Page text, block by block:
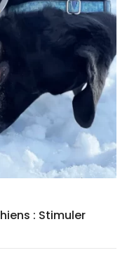
: Stimuler